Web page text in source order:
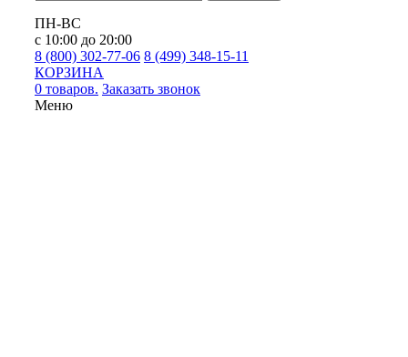
ПН-ВС
с 10:00 до 20:00
8 (800) 302-77-06 8 (499) 348-15-11
КОРЗИНА
0 товаров. Заказать звонок
Меню